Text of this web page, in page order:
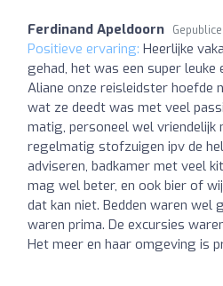
Ferdinand Apeldoorn
Positieve ervaring: Heerlijke
gehad, het was een super
Aliane onze reisleidster hoefde
wat ze deedt was met veel
matig, personeel wel vriendelijk
regelmatig stofzuigen ipv de
adviseren, badkamer met veel
mag wel beter, en ook bier of
dat kan niet. Bedden waren wel
waren prima. De excursies
Het meer en haar omgeving is